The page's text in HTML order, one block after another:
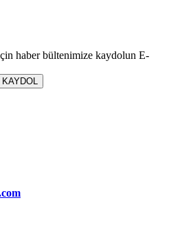
haber bültenimize kaydolun E-
KAYDOL